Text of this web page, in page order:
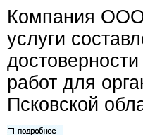
Компания
услуги
работ для
Псковской